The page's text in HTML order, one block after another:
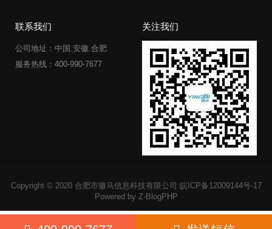
联系我们
公司地址：中国.安徽.合肥
服务热线：400-990-7677
关注我们
Copyright © 2020 合肥市徽马信息科技有限公司 皖ICP备12009144号-17
Powered by Z-BlogPHP